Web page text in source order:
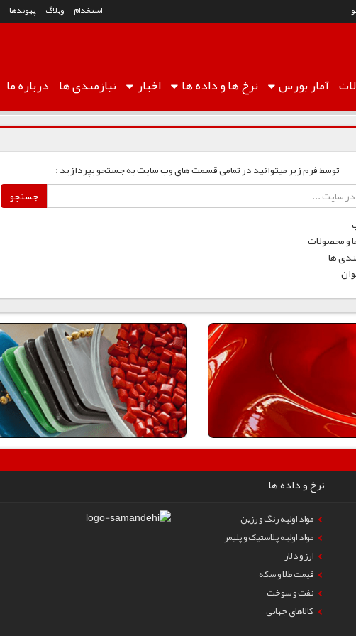
استخدام وبلاگ پیوندها
آماربورس نرخ هاو داده ها اخبار نیازمندی ها درباره ما
توسط فرم زیر میتوانید در تمامی قسمت های وب سایت به جستجو بپردازید :
و محصولات
ها
نرخ و داده ها
مواد اولیه رنگ و رزین
مواد اولیه پلاستیک و پلیمر
ارز و دلار
قیمت طلا و سکه
نفت و سوخت
کالاهای جهانی